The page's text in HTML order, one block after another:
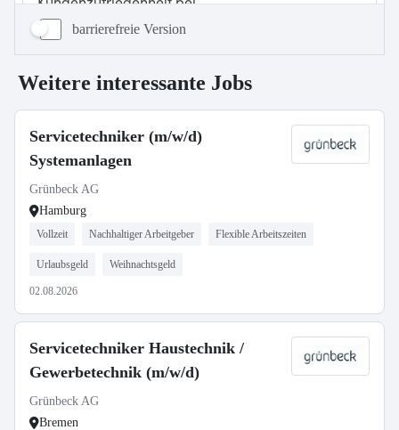
barrierefreie Version
Weitere interessante Jobs
Servicetechniker (m/w/d)
Systemanlagen
Grünbeck AG
Hamburg
Vollzeit Nachhaltiger Arbeitgeber Flexible Arbeitszeiten
Urlaubsgeld Weihnachtsgeld
02.08.2026
Servicetechniker Haustechnik /
Gewerbetechnik (m/w/d)
Grünbeck AG
Bremen